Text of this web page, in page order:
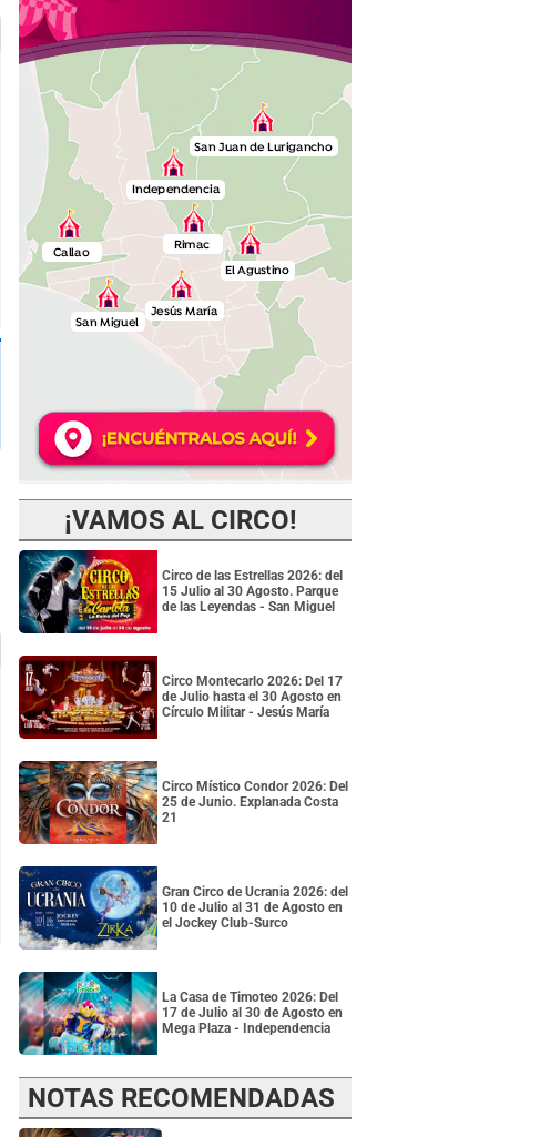
¡VAMOS AL CIRCO!
Circo de las Estrellas 2026: del
15 Julio al 30 Agosto. Parque
de las Leyendas - San Miguel
Circo Montecarlo 2026: Del 17
de Julio hasta el 30 Agosto en
Círculo Militar - Jesús María
Circo Místico Condor 2026: Del
25 de Junio. Explanada Costa
21
Gran Circo de Ucrania 2026: del
10 de Julio al 31 de Agosto en
el Jockey Club-Surco
La Casa de Timoteo 2026: Del
17 de Julio al 30 de Agosto en
Mega Plaza - Independencia
NOTAS RECOMENDADAS